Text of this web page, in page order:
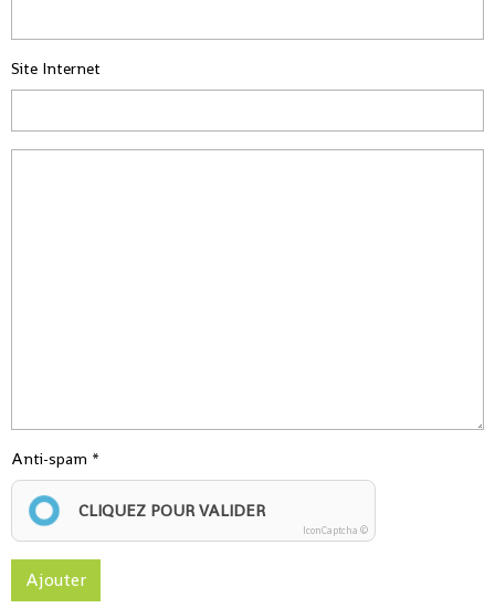
Site Internet
Anti-spam
CLIQUEZ POUR VALIDER
IconCaptcha ©
Ajouter